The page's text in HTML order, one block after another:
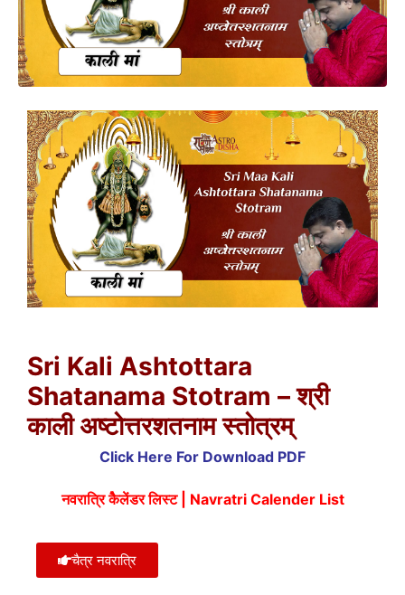
Sri Kali Ashtottara
Shatanama Stotram – श्री
काली अष्टोत्तरशतनाम स्तोत्रम्
Click Here For Download PDF
नवरात्रि कैेलेंडर लिस्ट | Navratri Calender List
चैत्र नवरात्रि